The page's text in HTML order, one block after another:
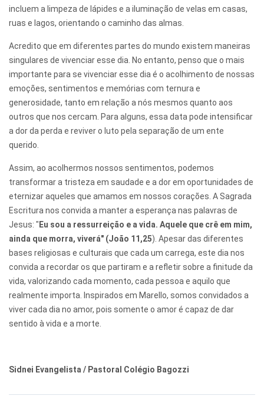
incluem a limpeza de lápides e a iluminação de velas em casas,
ruas e lagos, orientando o caminho das almas.
Acredito que em diferentes partes do mundo existem maneiras
singulares de vivenciar esse dia. No entanto, penso que o mais
importante para se vivenciar esse dia é o acolhimento de nossas
emoções, sentimentos e memórias com ternura e
generosidade, tanto em relação a nós mesmos quanto aos
outros que nos cercam. Para alguns, essa data pode intensificar
a dor da perda e reviver o luto pela separação de um ente
querido.
Assim, ao acolhermos nossos sentimentos, podemos
transformar a tristeza em saudade e a dor em oportunidades de
eternizar aqueles que amamos em nossos corações. A Sagrada
Escritura nos convida a manter a esperança nas palavras de
Jesus: " Eu sou a ressurreição e a vida. Aquele que crê em mim,
ainda que morra, viverá" (João 11,25). Apesar das diferentes
bases religiosas e culturais que cada um carrega, este dia nos
convida a recordar os que partiram e a refletir sobre a finitude da
vida, valorizando cada momento, cada pessoa e aquilo que
realmente importa. Inspirados em Marello, somos convidados a
viver cada dia no amor, pois somente o amor é capaz de dar
sentido à vida e a morte.
Sidnei Evangelista / Pastoral Colégio Bagozzi